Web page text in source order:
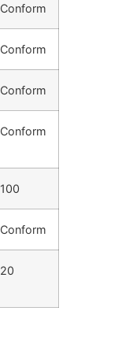
Conform
Conform
Conform
Conform
100
Conform
20